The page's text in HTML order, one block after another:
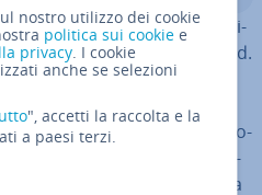
ruolo centrale nell’am­mi­ni­
gestore di servizi systemd.
di con­trol­la­re i
di systemd. Ciò lo
per l’am­mi­ni­stra­zio­
dell’avvio alla per­so­na­liz­za­
systemctl offre una gamma
nostro utilizzo dei cookie
politica sui cookie e
privacy. I cookie
anche se selezioni
", accetti la raccolta e la
a paesi terzi.